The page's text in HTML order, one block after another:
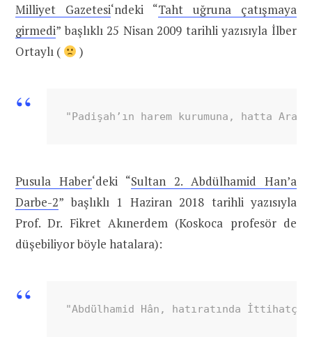
Milliyet Gazetesi‘ndeki “Taht uğruna çatışmaya
girmedi” başlıklı 25 Nisan 2009 tarihli yazısıyla İlber
Ortaylı (
)
"Padişah’ın harem kurumuna, hatta
Pusula Haber‘deki “Sultan 2. Abdülhamid Han’a
Darbe-2” başlıklı 1 Haziran 2018 tarihli yazısıyla
Prof. Dr. Fikret Akınerdem (Koskoca profesör de
düşebiliyor böyle hatalara):
"Abdülhamid Hân, hatıratında